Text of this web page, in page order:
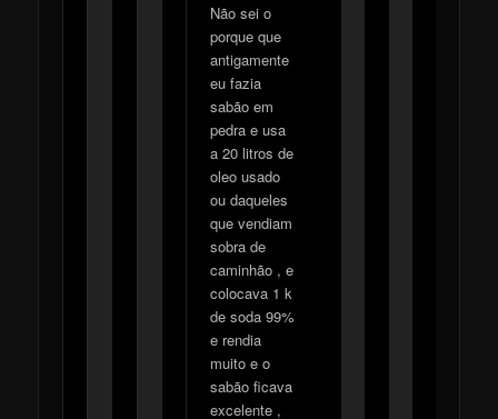
Não sei o
porque que
antigamente
eu fazia
sabão em
pedra e usa
a 20 litros de
oleo usado
ou daqueles
que vendiam
sobra de
caminhão , e
colocava 1 k
de soda 99%
e rendia
muito e o
sabão ficava
excelente ,